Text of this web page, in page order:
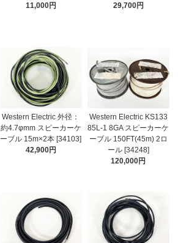
11,000円
29,700円
Western Electric 外径：
約4.7φmm スピーカーケ
ーブル 15m×2本 [34103]
42,900円
Western Electric KS133
85L-1 8GA スピーカーケ
ーブル 150FT(45m) 2ロ
ール [34248]
120,000円